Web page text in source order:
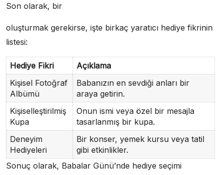
Son olarak, bir
oluşturmak gerekirse, işte birkaç yaratıcı hediye fikrinin
listesi:
Hediye Fikri
Açıklama
Kişisel Fotoğraf
Albümü
Babanızın en sevdiği anları bir
araya getirin.
Kişiselleştirilmiş
Kupa
Onun ismi veya özel bir mesajla
tasarlanmış bir kupa.
Deneyim
Hediyeleri
Bir konser, yemek kursu veya tatil
gibi etkinlikler.
Sonuç olarak, Babalar Günü’nde hediye seçimi